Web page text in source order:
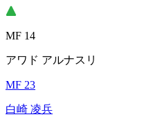
MF 14
アワド アルナスリ
MF 23
白崎 凌兵